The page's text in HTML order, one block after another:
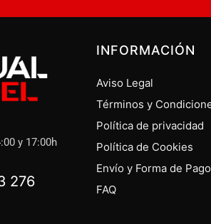
y 17:00h
276
INFORMACIÓN
Aviso Legal
Términos y
Política de privacidad
Política de Cookies
Envío y Forma de Pago
FAQ